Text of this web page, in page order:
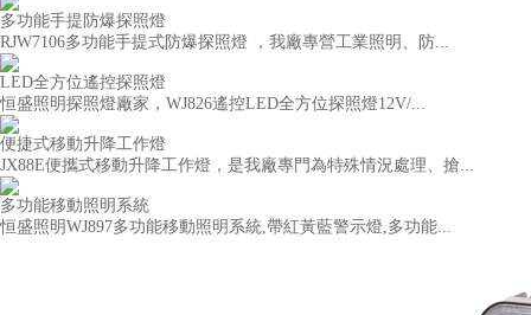
多功能手提防爆探照燈
RJW7106多功能手提式防爆探照燈 ，我廠專營工業照明、防...
LED全方位遙控探照燈
恒盛照明探照燈廠家，WJ826遙控LED全方位探照燈12V/...
便捷式移動升降工作燈
JX88E便攜式移動升降工作燈，是我廠專門為特殊情況處理、搶...
多功能移動照明系統
恒盛照明WJ897多功能移動照明系統,帶紅黃藍警示燈,多功能...